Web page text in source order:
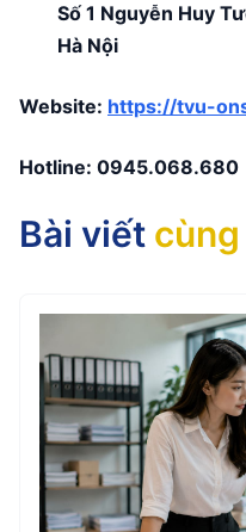
Số 1 Nguyễn Huy
Hà Nội
Website: https://tvu-
Hotline: 0945.068.680
Bài viết